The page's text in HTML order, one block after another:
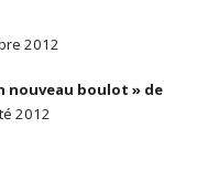
2012
nouveau boulot » de
2012